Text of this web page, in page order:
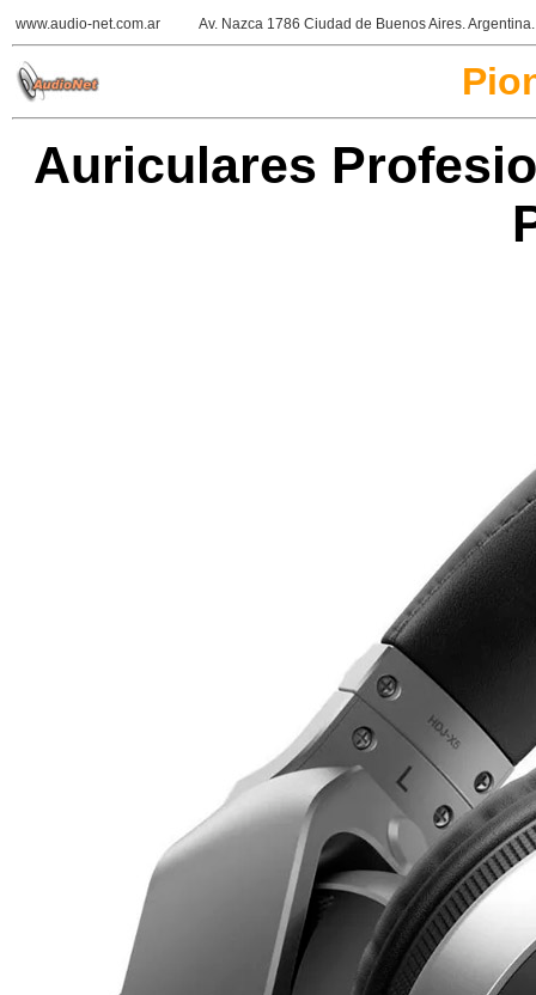
www.audio-net.com.ar Av. Nazca 1786 Ciudad de Buenos Aires.
Auriculares